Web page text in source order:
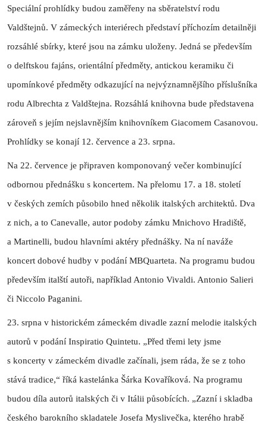
Speciální prohlídky budou zaměřeny na sběratelství rodu
Valdštejnů. V zámeckých interiérech představí příchozím detailněji
rozsáhlé sbírky, které jsou na zámku uloženy. Jedná se především
o delftskou fajáns, orientální předměty, antickou keramiku či
upomínkové předměty odkazující na nejvýznamnějšího příslušníka
rodu Albrechta z Valdštejna. Rozsáhlá knihovna bude představena
zároveň s jejím nejslavnějším knihovníkem Giacomem Casanovou.
Prohlídky se konají 12. července a 23. srpna.
Na 22. července je připraven komponovaný večer kombinující
odbornou přednášku s koncertem. Na přelomu 17. a 18. století
v českých zemích působilo hned několik italských architektů. Dva
z nich, a to Canevalle, autor podoby zámku Mnichovo Hradiště,
a Martinelli, budou hlavními aktéry přednášky. Na ní naváže
koncert dobové hudby v podání MBQuarteta. Na programu budou
především italští autoři, například Antonio Vivaldi. Antonio Salieri
či Niccolo Paganini.
23. srpna v historickém zámeckém divadle zazní melodie italských
autorů v podání Inspiratio Quintetu. „Před třemi lety jsme
s koncerty v zámeckém divadle začínali, jsem ráda, že se z toho
stává tradice,“ říká kastelánka Šárka Kovaříková. Na programu
budou díla autorů italských či v Itálii působících. „Zazní i skladba
českého barokního skladatele Josefa Myslivečka, kterého hrabě